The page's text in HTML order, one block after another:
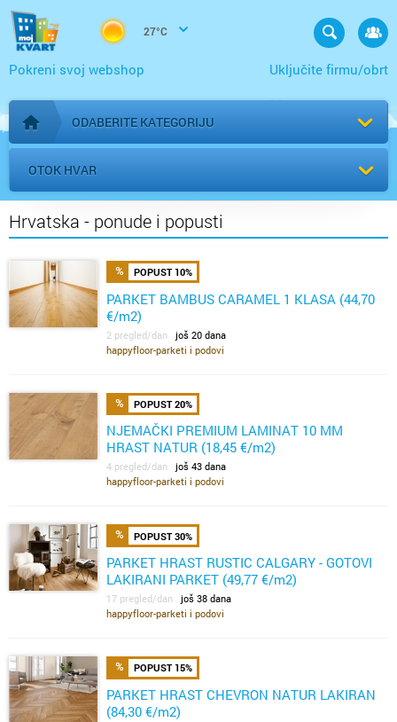
27°C
Uključite firmu/obrt
Pokreni svoj webshop
Početna stranica
ODABERITE KATEGORIJU
OTOK HVAR
Hrvatska - ponude i popusti
POPUST 10%
PARKET BAMBUS CARAMEL 1 KLASA (44,70
€/m2)
2 pregled/dan još 20 dana
happyfloor-parketi i podovi
POPUST 20%
NJEMAČKI PREMIUM LAMINAT 10 MM
HRAST NATUR (18,45 €/m2)
4 pregled/dan još 43 dana
happyfloor-parketi i podovi
POPUST 30%
PARKET HRAST RUSTIC CALGARY - GOTOVI
LAKIRANI PARKET (49,77 €/m2)
17 pregled/dan još 38 dana
happyfloor-parketi i podovi
POPUST 15%
PARKET HRAST CHEVRON NATUR LAKIRAN
(84,30 €/m2)